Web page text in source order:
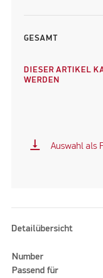
GESAMT
DIESER ARTIKEL
WERDEN
vertical_align_bottom Auswahl als
Detailübersicht
Number
Passend für